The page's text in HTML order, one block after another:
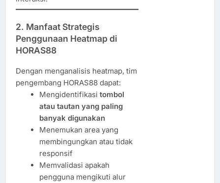
2. Manfaat Strategis
Penggunaan Heatmap di
HORAS88
Dengan menganalisis heatmap, tim
pengembang HORAS88 dapat:
Mengidentifikasi tombol
atau tautan yang paling
banyak digunakan
Menemukan area yang
membingungkan atau tidak
responsif
Memvalidasi apakah
pengguna mengikuti alur